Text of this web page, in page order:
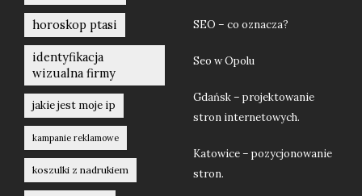
horoskop ptasi
identyfikacja
wizualna firmy
jakie jest moje ip
kampanie reklamowe
koszulki z nadrukiem
SEO – co oznacza?
Seo w Opolu
Gdańsk – projektowanie
stron internetowych.
Katowice – pozycjonowanie
stron.